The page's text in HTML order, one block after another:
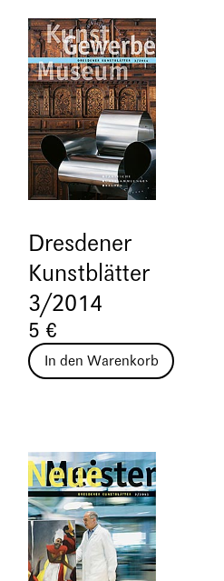
Dresdener
Kunstblätter
3/2014
5 €
In den Warenkorb